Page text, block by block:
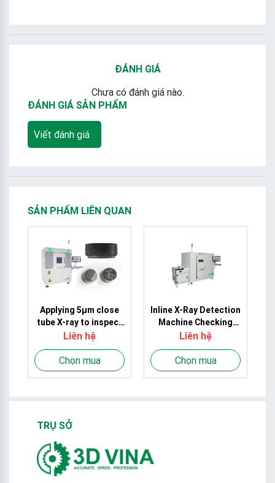
ĐÁNH GIÁ
Chưa có đánh giá nào.
ĐÁNH GIÁ SẢN PHẨM
Viết đánh giá
SẢN PHẨM LIÊN QUAN
Applying 5μm close
tube X-ray to inspect
Wearable Electronics
rechargeable Lithium
button cell
Liên hệ
Chọn mua
Inline X-Ray Detection
Machine Checking
Semiconductor
Electronic
Components
Liên hệ
Chọn mua
TRỤ SỞ